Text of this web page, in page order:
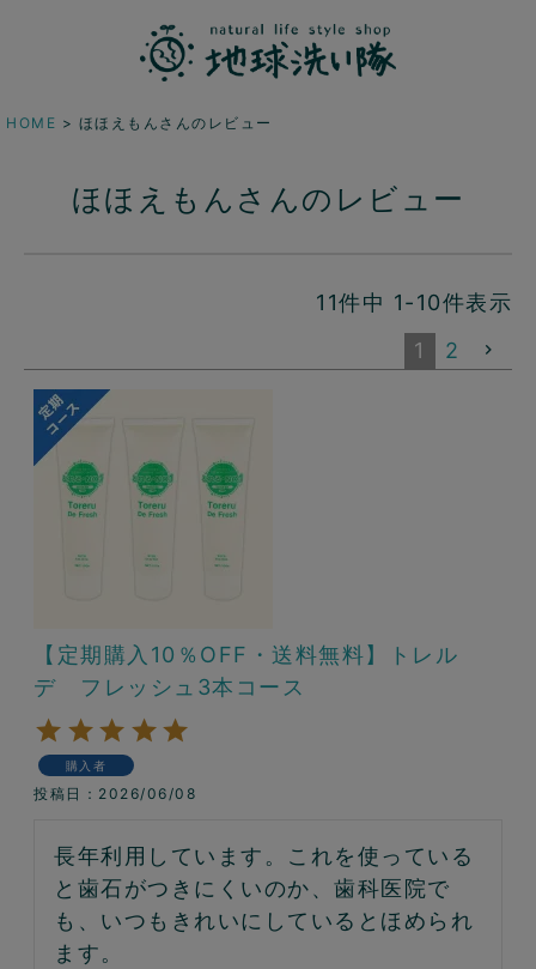
HOME ほほえもんさんのレビュー
ほほえもんさんのレビュー
11件中 1-10件表示
1
2
【定期購入10％OFF・送料無料】トレル
デ フレッシュ3本コース
購入者
投稿日 2026/06/08
長年利用しています。これを使っている
と歯石がつきにくいのか、歯科医院で
も、いつもきれいにしているとほめられ
ます。